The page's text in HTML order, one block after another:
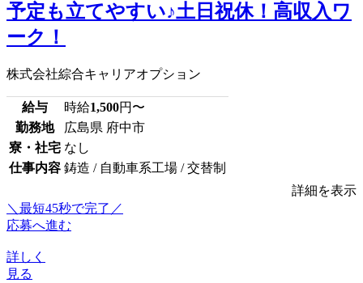
予定も立てやすい♪土日祝休！高収入ワ
ーク！
株式会社綜合キャリアオプション
給与 時給1,500円〜
勤務地
広島県 府中市
寮・社宅 なし
仕事内容 鋳造 / 自動車系工場 / 交替制
詳細を表示
＼最短45秒で完了／
応募へ進む
詳しく
見る